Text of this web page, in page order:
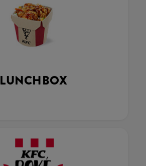
LUNCHBOX